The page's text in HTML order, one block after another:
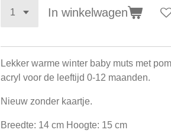
In winkelwagen
Lekker warme winter baby muts met
acryl voor de leeftijd 0-12 maanden.
Nieuw zonder kaartje.
Breedte: 14 cm Hoogte: 15 cm